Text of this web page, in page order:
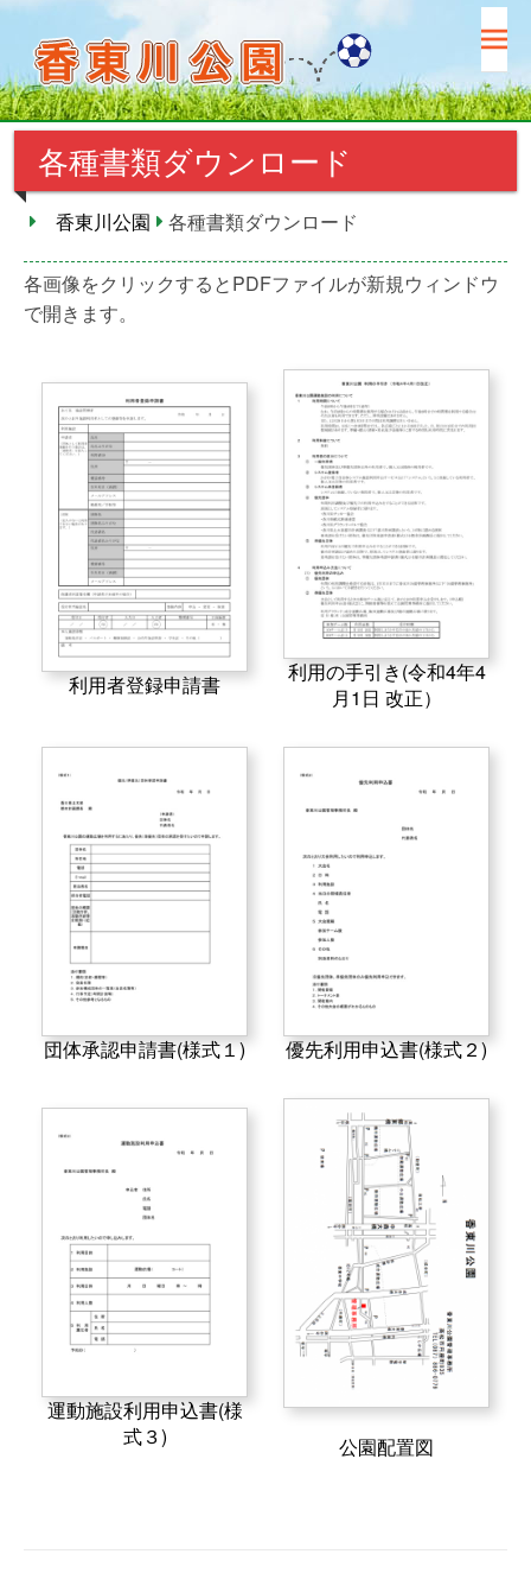
コ
テ
ン
ツ
ス
各種書類ダウンロード
香東川公園 各種書類ダウンロード
各画像をクリックするとPDFファイルが新規ウィンドウ
で開きます。
利用者登録申請書
利用の手引き(令和4年4
月1日 改正）
団体承認申請書(様式１) 優先利用申込書(様式２)
運動施設利用申込書(様
式３)
公園配置図